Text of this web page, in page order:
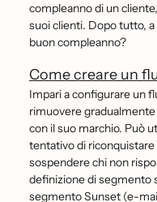
compleanno di un
suoi clienti. Dopo tutto,
buon compleanno?
Come creare un
Impari a configurare un
rimuovere
con il suo marchio. Può
tentativo di
sospendere chi non
definizione di segmento
segmento Sunset (e-